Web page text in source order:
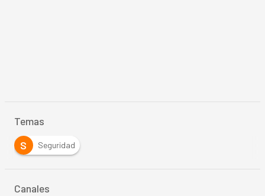
Temas
S
Seguridad
Canales